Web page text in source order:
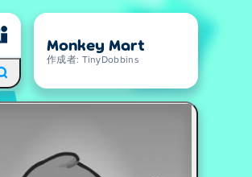
Monkey Mart
作成者: TinyDobbins